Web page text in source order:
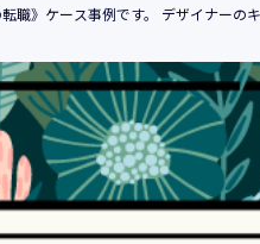
10．その他当社とお客様との間
が取り扱う商品・サービスに関
12．上記 １ から １１に附随す
・登録者情報
1．登録者に対する各種人材サ
2．登録者に対する「活躍の場
》ケース事例です。 デザイナーの